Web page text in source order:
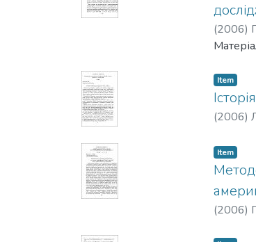
(2006)
Item
(2006)
Item
(2006)